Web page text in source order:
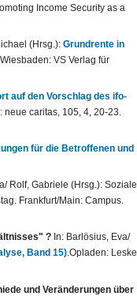
Income Security as a
(Hrsg.): Grundrente in
VS Verlag für
auf den Vorschlag des ifo-
neue caritas, 105, 4, 20-23.
für die Betroffenen und
Rolf, Gabriele (Hrsg.): Soziale
Frankfurt/Main: Campus.
? In: Barlösius, Eva/
Band 15).Opladen: Leske
und Veränderungen über